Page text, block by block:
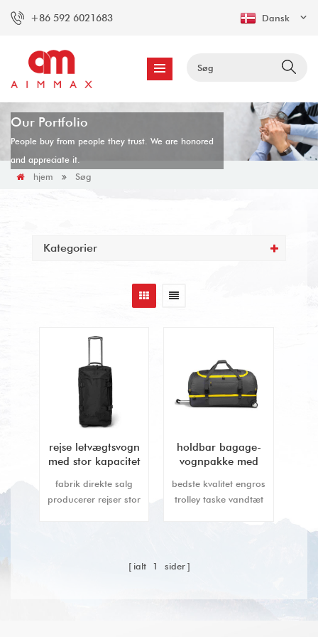
+86 592 6021683 Dansk
Our Portfolio
People buy from people they trust. We are honored
and appreciate it.
hjem
Søg
Kategorier
rejse letvægtsvogn
med stor kapacitet
fabrik direkte salg
producerer rejser stor
holdbar bagage-
vognpakke med
bedste kvalitet engros
trolley taske vandtæt
ialt 1 sider